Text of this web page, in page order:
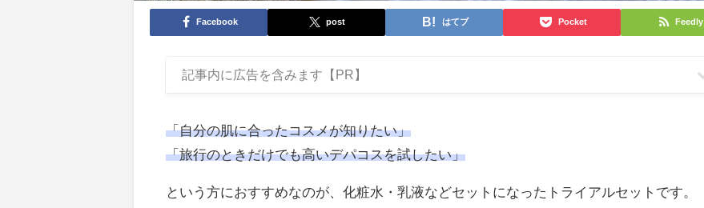
Facebook post はてブ Pocket Feedly
記事内に広告を含みます【PR】
「自分の肌に合ったコスメが知りたい」
「旅行のときだけでも高いデパコスを試したい」
という方におすすめなのが、化粧水・乳液などセットになったトライアルセットです。